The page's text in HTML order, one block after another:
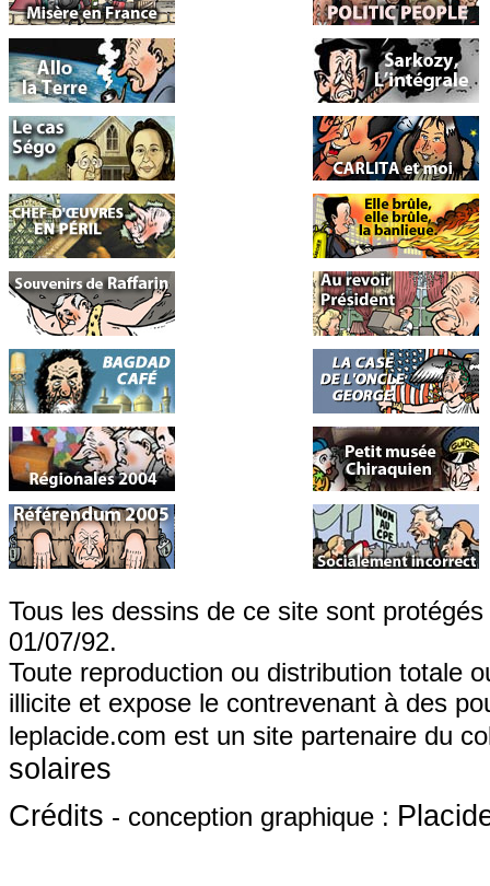
Tous les dessins de ce site sont
01/07/92.
Toute reproduction ou distribution totale
illicite et expose le contrevenant à des
leplacide.com est un site partenaire du
solaires
Crédits - conception graphique :